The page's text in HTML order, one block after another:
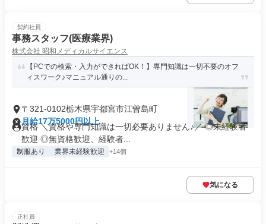
契約社員
事務スタッフ(医療業界)
株式会社 昭和メディカルサイエンス
【PCでの検索・入力ができればOK！】専門知識は一切不要のオフ
ィスワーク♪マニュアル通りの...
〒321-0102栃木県宇都宮市江曽島町
月給17万5000円以上
資格 ＼資格や専門知識は一切必要ありません♪／ ◎未経験者
歓迎 ◎無資格歓迎、経験者...
制服あり 業界未経験歓迎 +14個
気になる
正社員